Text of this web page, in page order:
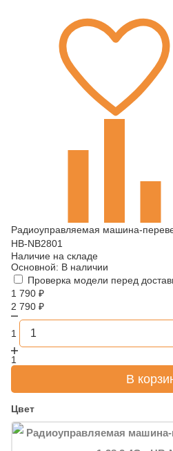
Радиоуправляемая машина-
HB-NB2801
Наличие на складе
Основной: В наличии
Проверка модели перед
1 790 ₽
2 790 ₽
1
1
В
Цвет